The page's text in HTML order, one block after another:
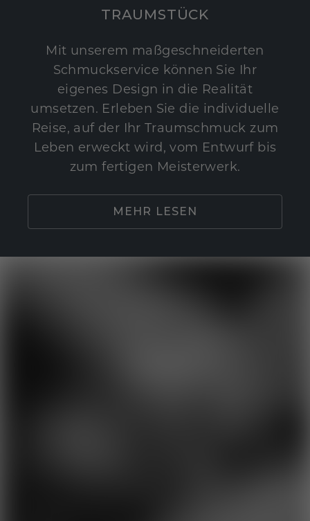
TRAUMSTÜCK
Mit unserem maßgeschneiderten
Schmuckservice können Sie Ihr
eigenes Design in die Realität
umsetzen. Erleben Sie die individuelle
Reise, auf der Ihr Traumschmuck zum
Leben erweckt wird, vom Entwurf bis
zum fertigen Meisterwerk.
MEHR LESEN